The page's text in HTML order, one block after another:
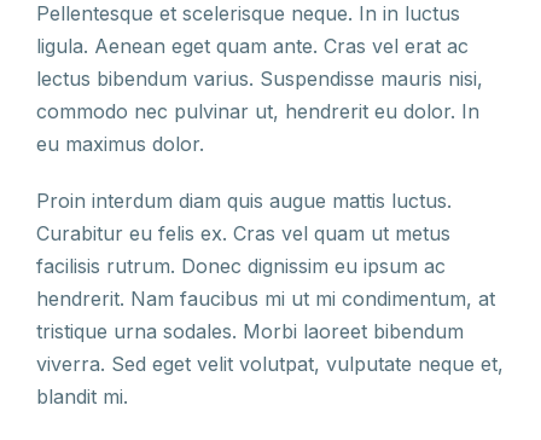
Pellentesque et scelerisque neque. In in luctus
ligula. Aenean eget quam ante. Cras vel erat ac
lectus bibendum varius. Suspendisse mauris nisi,
commodo nec pulvinar ut, hendrerit eu dolor. In
eu maximus dolor.
Proin interdum diam quis augue mattis luctus.
Curabitur eu felis ex. Cras vel quam ut metus
facilisis rutrum. Donec dignissim eu ipsum ac
hendrerit. Nam faucibus mi ut mi condimentum, at
tristique urna sodales. Morbi laoreet bibendum
viverra. Sed eget velit volutpat, vulputate neque et,
blandit mi.